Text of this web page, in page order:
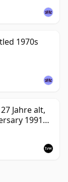
1970s
Jahre alt,
1991